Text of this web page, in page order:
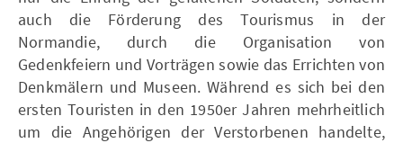
auch die Förderung des Tourismus in der
Normandie, durch die Organisation von
Gedenkfeiern und Vorträgen sowie das Errichten von
Denkmälern und Museen. Während es sich bei den
ersten Touristen in den 1950er Jahren mehrheitlich
um die Angehörigen der Verstorbenen handelte,